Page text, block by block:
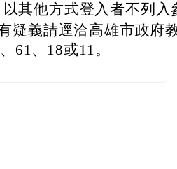
其他方式登入者不列入
疑義請逕洽高雄市政府
61、18或11。